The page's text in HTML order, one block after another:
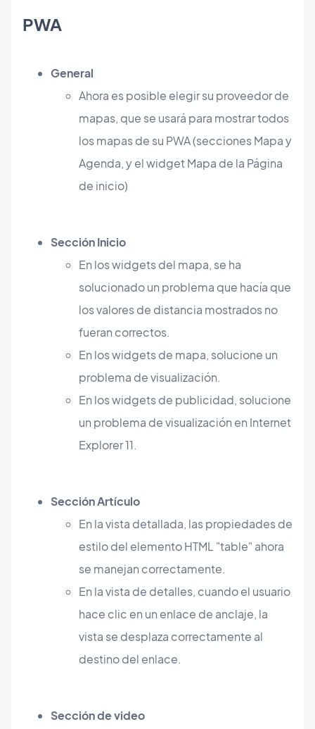
PWA
General
Ahora es posible elegir su proveedor de
mapas, que se usará para mostrar todos
los mapas de su PWA (secciones Mapa y
Agenda, y el widget Mapa de la Página
de inicio)
Sección Inicio
En los widgets del mapa, se ha
solucionado un problema que hacía que
los valores de distancia mostrados no
fueran correctos.
En los widgets de mapa, solucione un
problema de visualización.
En los widgets de publicidad, solucione
un problema de visualización en Internet
Explorer 11.
Sección Artículo
En la vista detallada, las propiedades de
estilo del elemento HTML "table" ahora
se manejan correctamente.
En la vista de detalles, cuando el usuario
hace clic en un enlace de anclaje, la
vista se desplaza correctamente al
destino del enlace.
Sección de video